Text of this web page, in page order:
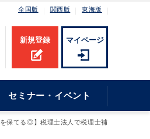
全国版 関西版 東海版
新規登録 マイページ
セミナー・イベント
保てる◎】税理士法人で税理士補